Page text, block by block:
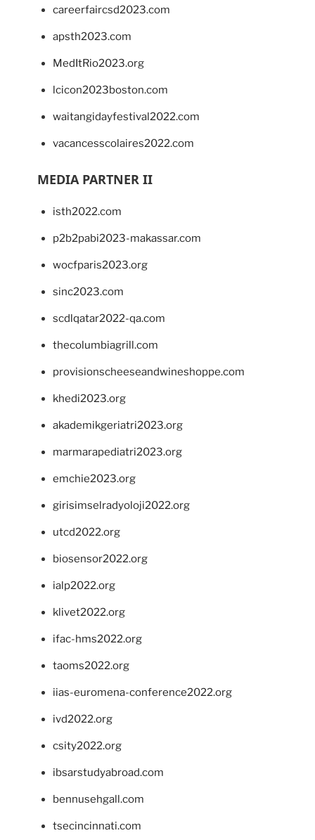
careerfaircsd2023.com
apsth2023.com
MedItRio2023.org
lcicon2023boston.com
waitangidayfestival2022.com
vacancesscolaires2022.com
MEDIA PARTNER II
isth2022.com
p2b2pabi2023-makassar.com
wocfparis2023.org
sinc2023.com
scdlqatar2022-qa.com
thecolumbiagrill.com
provisionscheeseandwineshoppe.com
khedi2023.org
akademikgeriatri2023.org
marmarapediatri2023.org
emchie2023.org
girisimselradyoloji2022.org
utcd2022.org
biosensor2022.org
ialp2022.org
klivet2022.org
ifac-hms2022.org
taoms2022.org
iias-euromena-conference2022.org
ivd2022.org
csity2022.org
ibsarstudyabroad.com
bennusehgall.com
tsecincinnati.com